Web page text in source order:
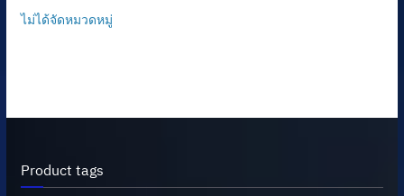
ไม่ได้จัดหมวดหมู่
Product tags